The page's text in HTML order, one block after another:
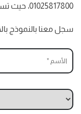
01025817800، حيث تسعد خدمة عملائنا بالرد والتواصل معك.
سجل معنا بالنموذج